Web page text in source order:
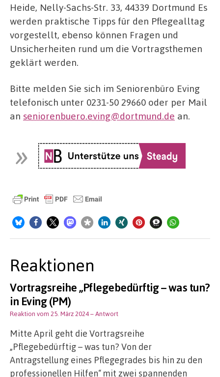
Heide, Nelly-Sachs-Str. 33, 44339 Dortmund Es
werden praktische Tipps für den Pflegealltag
vorgestellt, ebenso können Fragen und
Unsicherheiten rund um die Vortragsthemen
geklärt werden.
Bitte melden Sie sich im Seniorenbüro Eving
telefonisch unter 0231-50 29660 oder per Mail
an seniorenbuero.eving@dortmund.de an.
Reaktionen
Vortragsreihe „Pflegebedürftig – was tun?
in Eving (PM)
Reaktion vom 25. März 2024– Antwort
Mitte April geht die Vortragsreihe
„Pflegebedürftig – was tun? Von der
Antragstellung eines Pflegegrades bis hin zu den
professionellen Hilfen“ mit zwei spannenden